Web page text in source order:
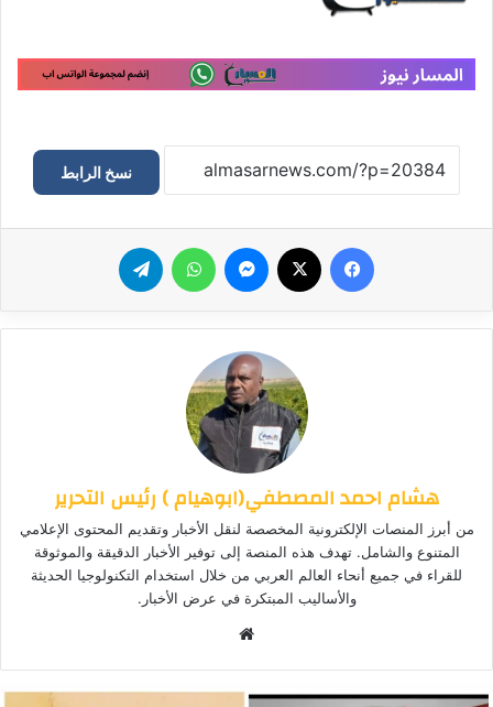
نسخ الرابط
هشام احمد المصطفي(ابوهيام ) رئيس التحرير
من أبرز المنصات الإلكترونية المخصصة لنقل الأخبار وتقديم المحتوى الإعلامي
المتنوع والشامل. تهدف هذه المنصة إلى توفير الأخبار الدقيقة والموثوقة
للقراء في جميع أنحاء العالم العربي من خلال استخدام التكنولوجيا الحديثة
والأساليب المبتكرة في عرض الأخبار.
الوي